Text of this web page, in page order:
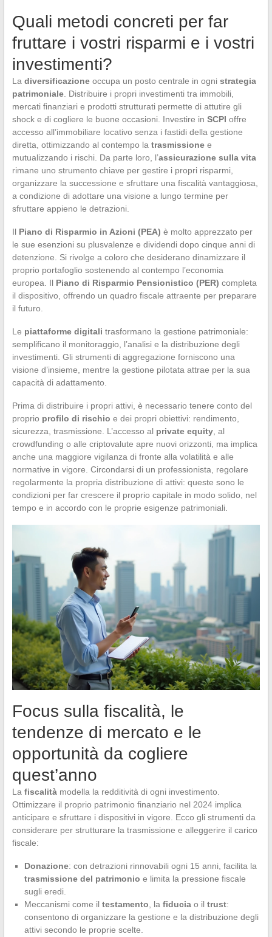
Quali metodi concreti per far
fruttare i vostri risparmi e i vostri
investimenti?
La diversificazioneoccupa un posto centrale in ogni strategia
patrimoniale. Distribuire i propri investimenti tra immobili,
mercati finanziari e prodotti strutturati permette di attutire gli
shock e di cogliere le buone occasioni. Investire in SCPI offre
accesso all’immobiliare locativo senza i fastidi della gestione
diretta, ottimizzando al contempo la trasmissionee
mutualizzando i rischi. Da parte loro, l’assicurazione sulla vita
rimane uno strumento chiave per gestire i propri risparmi,
organizzare la successione e sfruttare una fiscalità vantaggiosa,
a condizione di adottare una visione a lungo termine per
sfruttare appieno le detrazioni.
Il Piano di Risparmio in Azioni (PEA) è molto apprezzato per
le sue esenzioni su plusvalenze e dividendi dopo cinque anni di
detenzione. Si rivolge a coloro che desiderano dinamizzare il
proprio portafoglio sostenendo al contempo l’economia
europea. Il Piano di Risparmio Pensionistico (PER) completa
il dispositivo, offrendo un quadro fiscale attraente per preparare
il futuro.
Le piattaforme digitali trasformano la gestione patrimoniale:
semplificano il monitoraggio, l’analisi e la distribuzione degli
investimenti. Gli strumenti di aggregazione forniscono una
visione d’insieme, mentre la gestione pilotata attrae per la sua
capacità di adattamento.
Prima di distribuire i propri attivi, è necessario tenere conto del
proprio profilo di rischio e dei propri obiettivi: rendimento,
sicurezza, trasmissione. L’accesso al private equity, al
crowdfunding o alle criptovalute apre nuovi orizzonti, ma implica
anche una maggiore vigilanza di fronte alla volatilità e alle
normative in vigore. Circondarsi di un professionista, regolare
regolarmente la propria distribuzione di attivi: queste sono le
condizioni per far crescere il proprio capitale in modo solido, nel
tempo e in accordo con le proprie esigenze patrimoniali.
Focus sulla fiscalità, le
tendenze di mercato e le
opportunità da cogliere
quest’anno
La fiscalitàmodella la redditività di ogni investimento.
Ottimizzare il proprio patrimonio finanziario nel 2024 implica
anticipare e sfruttare i dispositivi in vigore. Ecco gli strumenti da
considerare per strutturare la trasmissione e alleggerire il carico
fiscale:
Donazione: con detrazioni rinnovabili ogni 15 anni, facilita la
trasmissione del patrimonio e limita la pressione fiscale
sugli eredi.
Meccanismi come il testamento , la fiduciao il trust:
consentono di organizzare la gestione e la distribuzione degli
attivi secondo le proprie scelte.